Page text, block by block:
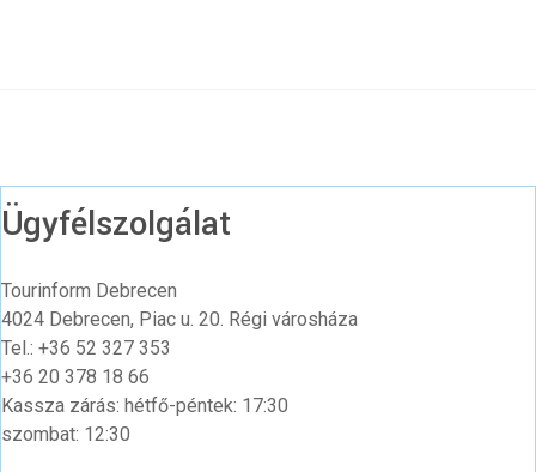
Ügyfélszolgálat
Tourinform Debrecen
4024 Debrecen, Piac u. 20. Régi városháza
Tel.: +36 52 327 353
+36 20 378 18 66
Kassza zárás: hétfő-péntek: 17:30
szombat: 12:30